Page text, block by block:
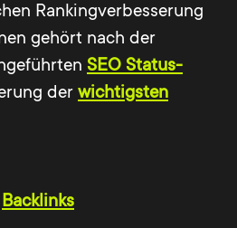
Rankingverbesserung
gehört nach der
SEO Status-
der wichtigsten
Backlinks